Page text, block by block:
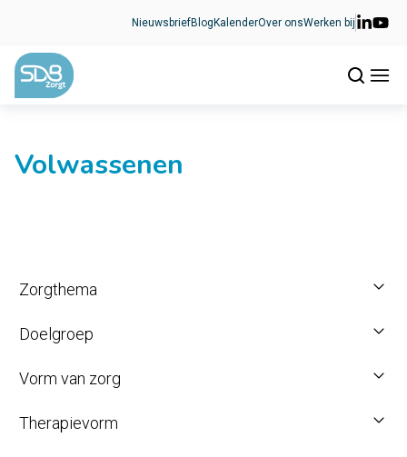
NieuwsbriefBlog KalenderOver onsWerken bij
Volwassenen
Zorgthema
Doelgroep
Vorm van zorg
Therapievorm